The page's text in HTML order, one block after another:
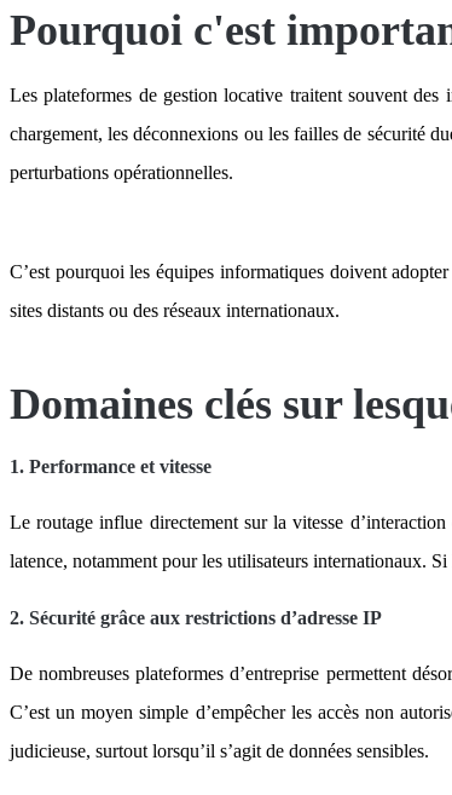
Pourquoi c'est
Les plateformes de gestion locative traitent souvent des
chargement, les déconnexions ou les failles de sécurité
perturbations opérationnelles.
C’est pourquoi les équipes informatiques doivent
sites distants ou des réseaux internationaux.
Domaines clés sur
1. Performance et vitesse
Le routage influe directement sur la vitesse
latence, notamment pour les utilisateurs internationaux.
2. Sécurité grâce aux restrictions d’adresse IP
De nombreuses plateformes d’entreprise permettent
C’est un moyen simple d’empêcher les accès non
judicieuse, surtout lorsqu’il s’agit de données sensibles.